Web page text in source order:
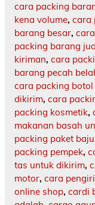
cara packing
kena volume, cara
barang besar,
packing barang
kiriman, cara
barang pecah
cara packing
dikirim, cara
packing kosmetik,
makanan basah
packing paket baju
packing pempek,
tas untuk dikirim,
motor, cara
online shop, cardi